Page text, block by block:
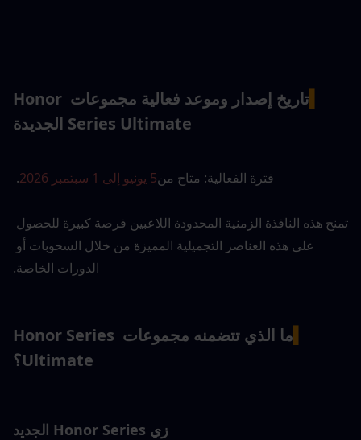
تاريخ إصدار وموعد فعالية مجموعات Honor
Series Ultimate الجديدة
فترة الفعالية: متاح من5 يونيو إلى 1 سبتمبر 2026 .
الدورات الخاصة.
ما الذي تتضمنه مجموعات Honor Series
Ultimate؟
زي Honor Series الجديد